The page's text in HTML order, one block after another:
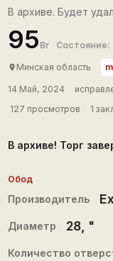
В архиве. Будет
95 Br Состояние:
place Минская область m
14 Май, 2024
127 просмотров
1
В архиве! Торг
Обод
Производитель
Диаметр 28, "
Количество